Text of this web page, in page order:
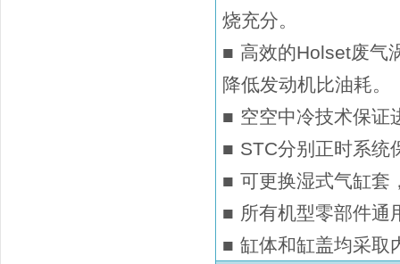
烧充分。
■ 高效的Holset废气
降低发动机比油耗。
■ 空空中冷技术保证
■ STC分别正时系统
■ 可更换湿式气缸套
■ 所有机型零部件通
■ 缸体和缸盖均采取